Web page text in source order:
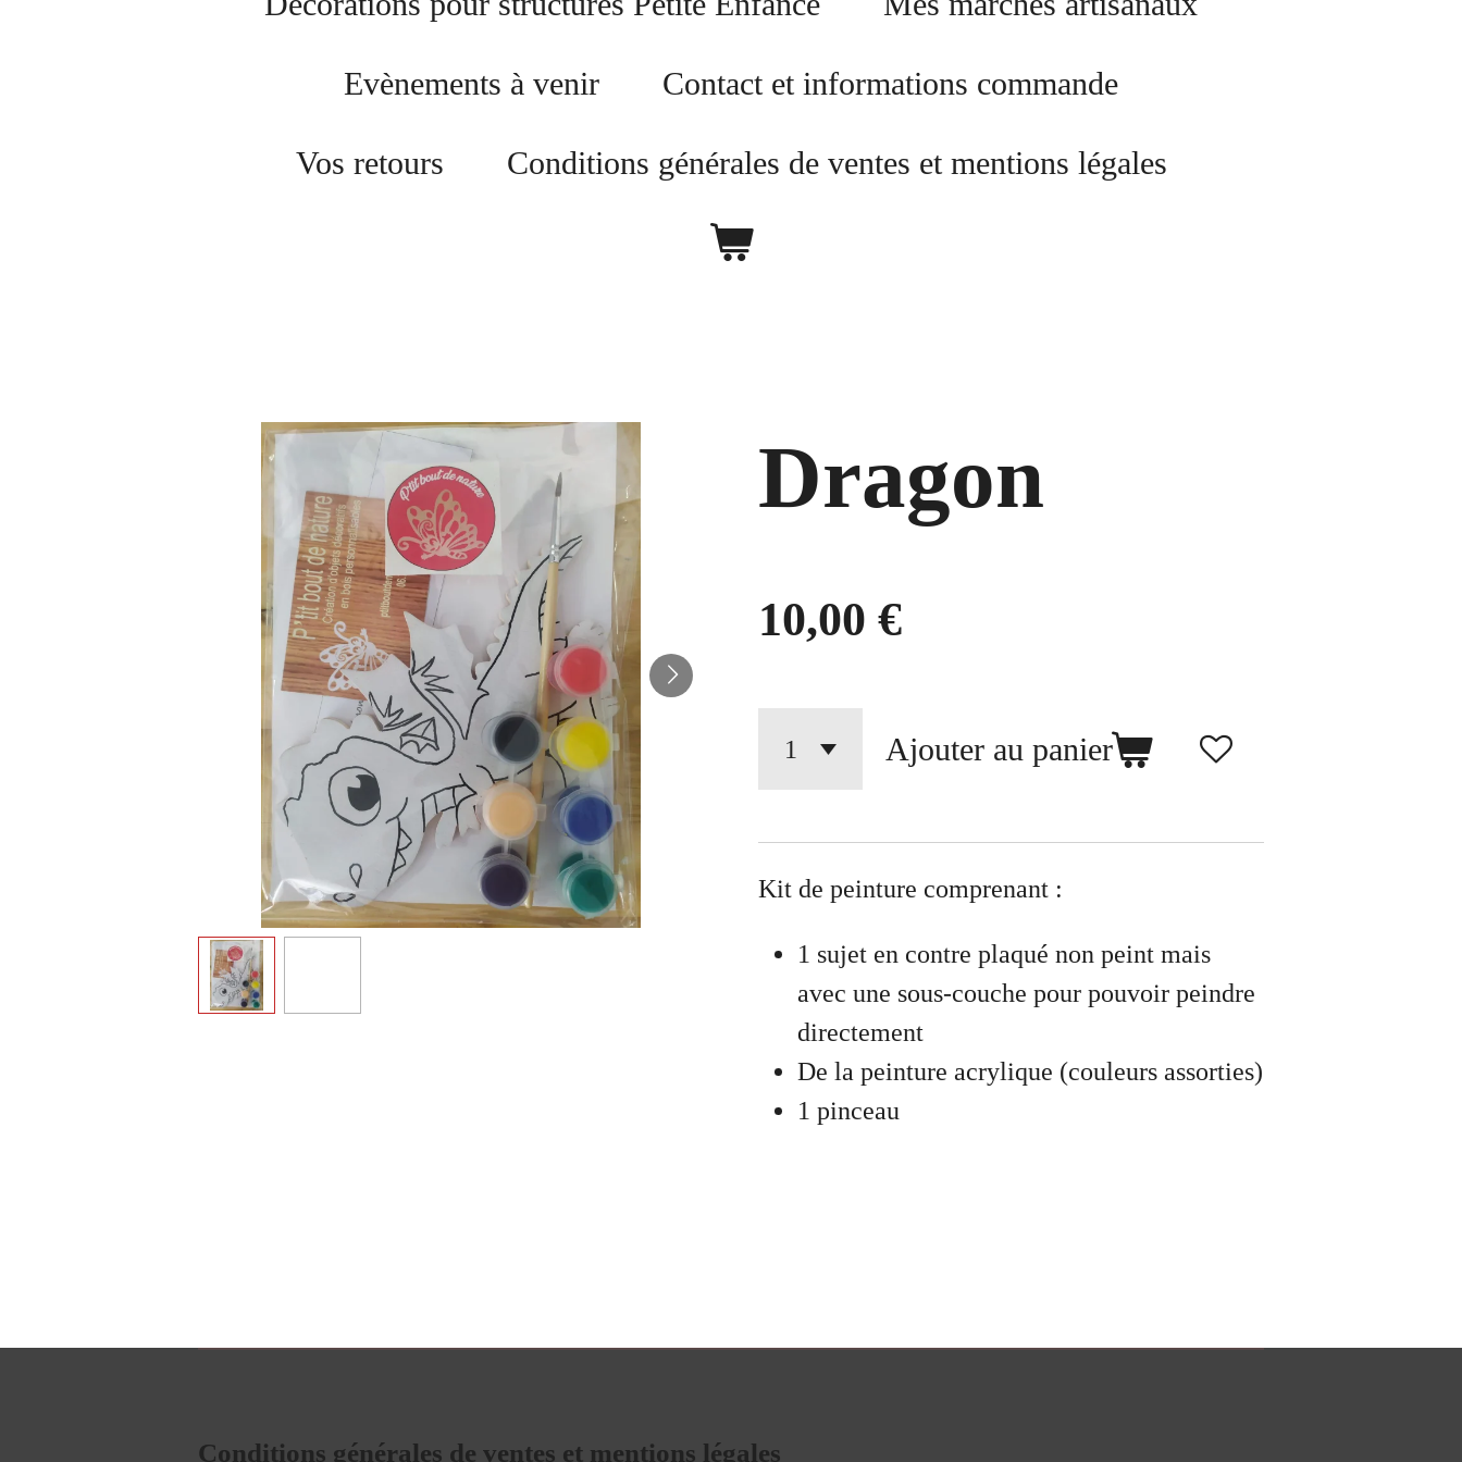
Evènements à venir Contact et informations commande
Vos retours Conditions générales de ventes et mentions légales
Dragon
10,00 €
Ajouter au panier
Kit de peinture comprenant :
1 sujet en contre plaqué non peint mais
avec une sous-couche pour pouvoir peindre
directement
De la peinture acrylique (couleurs assorties)
1 pinceau
Conditions générales de ventes et mentions légales